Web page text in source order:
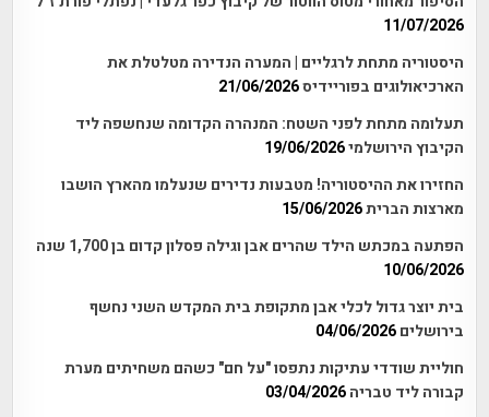
11/07/2026
היסטוריה מתחת לרגליים | המערה הנדירה מטלטלת את
הארכיאולוגים בפוריידיס21/06/2026
תעלומה מתחת לפני השטח: המנהרה הקדומה שנחשפה ליד
הקיבוץ הירושלמי19/06/2026
החזירו את ההיסטוריה! מטבעות נדירים שנעלמו מהארץ הושבו
מארצות הברית15/06/2026
הפתעה במכתש הילד שהרים אבן וגילה פסלון קדום בן 1,700 שנה
10/06/2026
בית יוצר גדול לכלי אבן מתקופת בית המקדש השני נחשף
בירושלים 04/06/2026
חוליית שודדי עתיקות נתפסו "על חם" כשהם משחיתים מערת
קבורה ליד טבריה 03/04/2026